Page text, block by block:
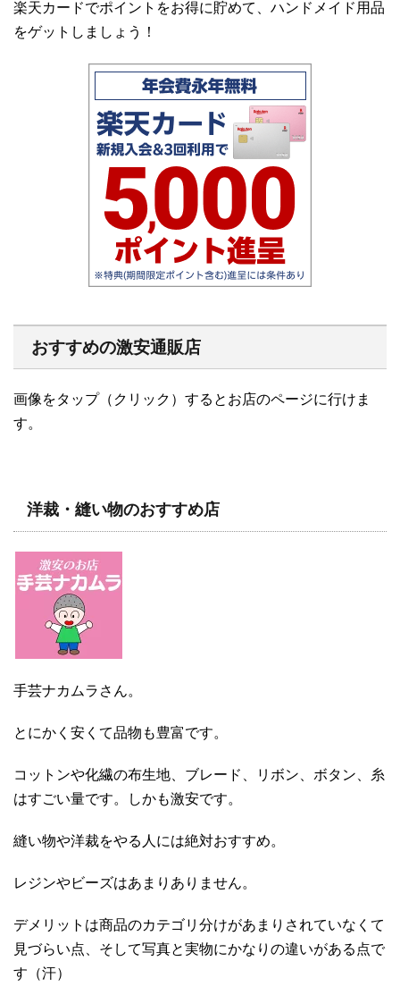
楽天カードでポイントをお得に貯めて、ハンドメイド用品
をゲットしましょう！
おすすめの激安通販店
画像をタップ（クリック）するとお店のページに行けま
す。
洋裁・縫い物のおすすめ店
手芸ナカムラさん。
とにかく安くて品物も豊富です。
コットンや化繊の布生地、ブレード、リボン、ボタン、糸
はすごい量です。しかも激安です。
縫い物や洋裁をやる人には絶対おすすめ。
レジンやビーズはあまりありません。
デメリットは商品のカテゴリ分けがあまりされていなくて
見づらい点、そして写真と実物にかなりの違いがある点で
す（汗）